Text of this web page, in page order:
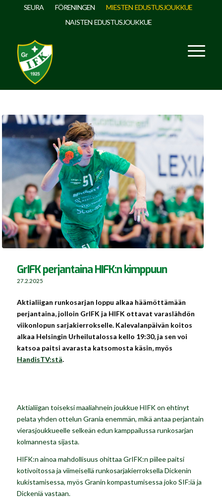
SEURA FÖRENINGEN
MIESTEN EDUSTUSJOUKKUE
NAISTEN EDUSTUSJOUKKUE
GrIFK perjantaina HIFK:n kimppuun
27.2.2025
Aktialiigan runkosarjan loppu alkaa häämöttämään
perjantaina, jolloin GrIFK ja HIFK ottavat varaslähdön
viikonlopun sarjakierrokselle. Kalevalanpäivän koitos
alkaa Helsingin Urheilutalossa kello 19:30, ja sen voi
katsoa paitsi avarasta katsomosta käsin, myös
HandisTV:stä.
Aktialiigan toiseksi maaliahnein joukkue HIFK on ehtinyt
pelata yhden ottelun Grania enemmän, mikä antaa perjantain
vierasjoukkueelle selkeän edun kamppailussa runkosarjan
kolmannesta sijasta.
HIFK:n ainoa mahdollisuus ohittaa GrIFK:n piilee paitsi
kotivoitossa ja viimeisellä runkosarjakierroksella Dickenin
kukistamisessa, myös Granin kompastumisessa joko SIF:iä ja
Dickeniä vastaan.